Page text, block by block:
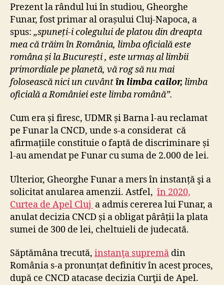
Prezent la rândul lui în studiou, Gheorghe
Funar, fost primar al orașului Cluj-Napoca, a
spus: „spuneți-i colegului de platou din dreapta
mea că trăim în România, limba oficială este
româna și la București , este urmaș al limbii
primordiale pe planetă, vă rog să nu mai
folosească nici un cuvântîn limba cailor, limba
oficială a României este limba română”.
Cum era și firesc, UDMR și Barna l-au reclamat
pe Funar la CNCD, unde s-a considerat că
afirmațiile constituie o faptă de discriminare și
l-au amendat pe Funar cu suma de 2.000 de lei.
Ulterior, Gheorghe Funar a mers în instanță şi a
solicitat anularea amenzii. Astfel, în 2020,
Curtea de Apel Cluj a admis cererea lui Funar, a
anulat decizia CNCD și a obligat pârâții la plata
sumei de 300 de lei, cheltuieli de judecată.
Săptămâna trecută, instanţa supremă din
România s-a pronunțat definitiv în acest proces,
după ce CNCD atacase decizia Curţii de Apel.